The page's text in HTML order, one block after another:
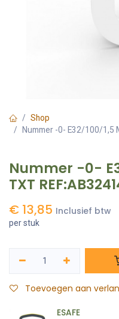
Shop
Nummer -0- E32/100/1,5
Nummer -0-
TXT
€ 13,85 Inclusief btw
per stuk
Toevoegen aan
ESAFE